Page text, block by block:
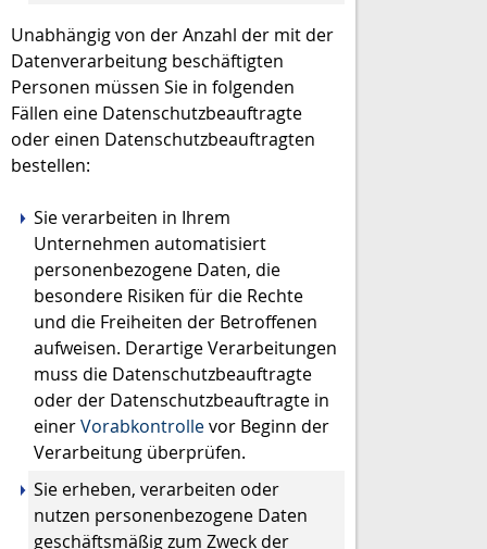
Unabhängig von der Anzahl der mit der
Datenverarbeitung beschäftigten
Personen müssen Sie in folgenden
Fällen eine Datenschutzbeauftragte
oder einen Datenschutzbeauftragten
bestellen:
Sie verarbeiten in Ihrem
Unternehmen automatisiert
personenbezogene Daten, die
besondere Risiken für die Rechte
und die Freiheiten der Betroffenen
aufweisen. Derartige Verarbeitungen
muss die Datenschutzbeauftragte
oder der Datenschutzbeauftragte in
einerVorabkontrollevor Beginn der
Verarbeitung überprüfen.
Sie erheben, verarbeiten oder
nutzen personenbezogene Daten
geschäftsmäßig zum Zweck der